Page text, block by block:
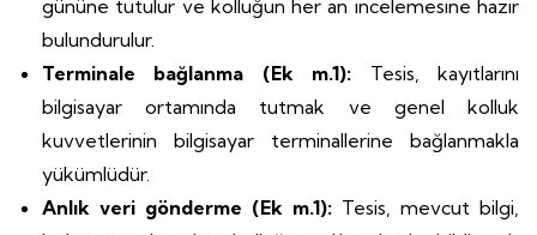
gününe tutulur ve kolluğun her an incelemesine hazır
bulundurulur.
Terminale bağlanma (Ek m.1): Tesis, kayıtlarını
bilgisayar ortamında tutmak ve genel kolluk
kuvvetlerinin bilgisayar terminallerine bağlanmakla
yükümlüdür.
Anlık veri gönderme (Ek m.1): Tesis, mevcut bilgi,